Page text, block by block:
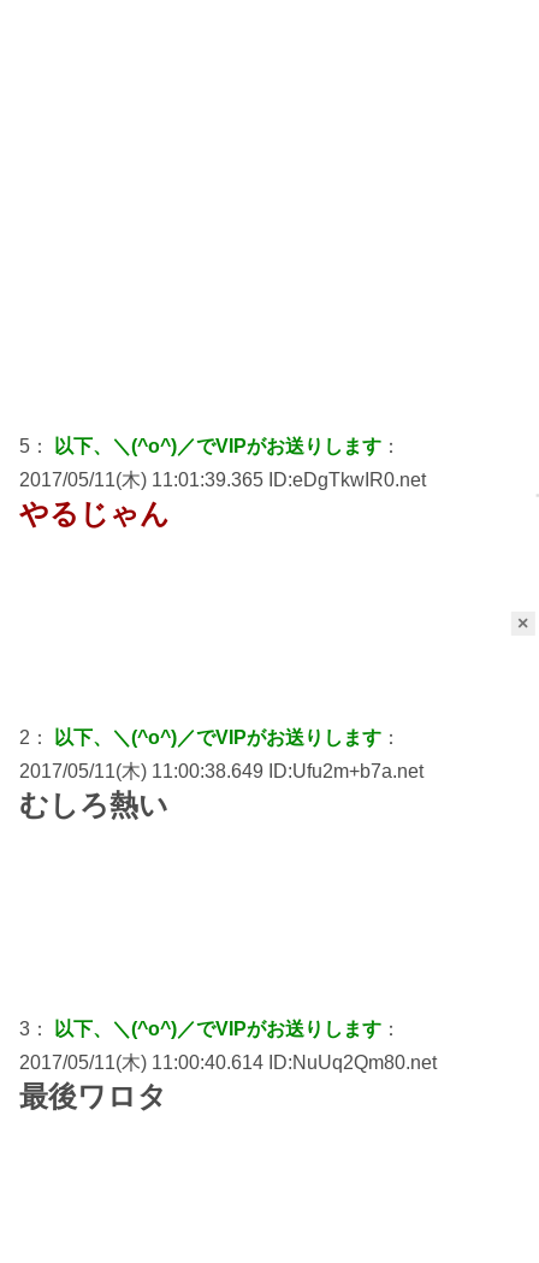
×
5： 以下、＼(^o^)／でVIPがお送りします ：
2017/05/11(木) 11:01:39.365 ID:eDgTkwIR0.net
やるじゃん
2： 以下、＼(^o^)／でVIPがお送りします ：
2017/05/11(木) 11:00:38.649 ID:Ufu2m+b7a.net
むしろ熱い
3： 以下、＼(^o^)／でVIPがお送りします ：
2017/05/11(木) 11:00:40.614 ID:NuUq2Qm80.net
最後ワロタ